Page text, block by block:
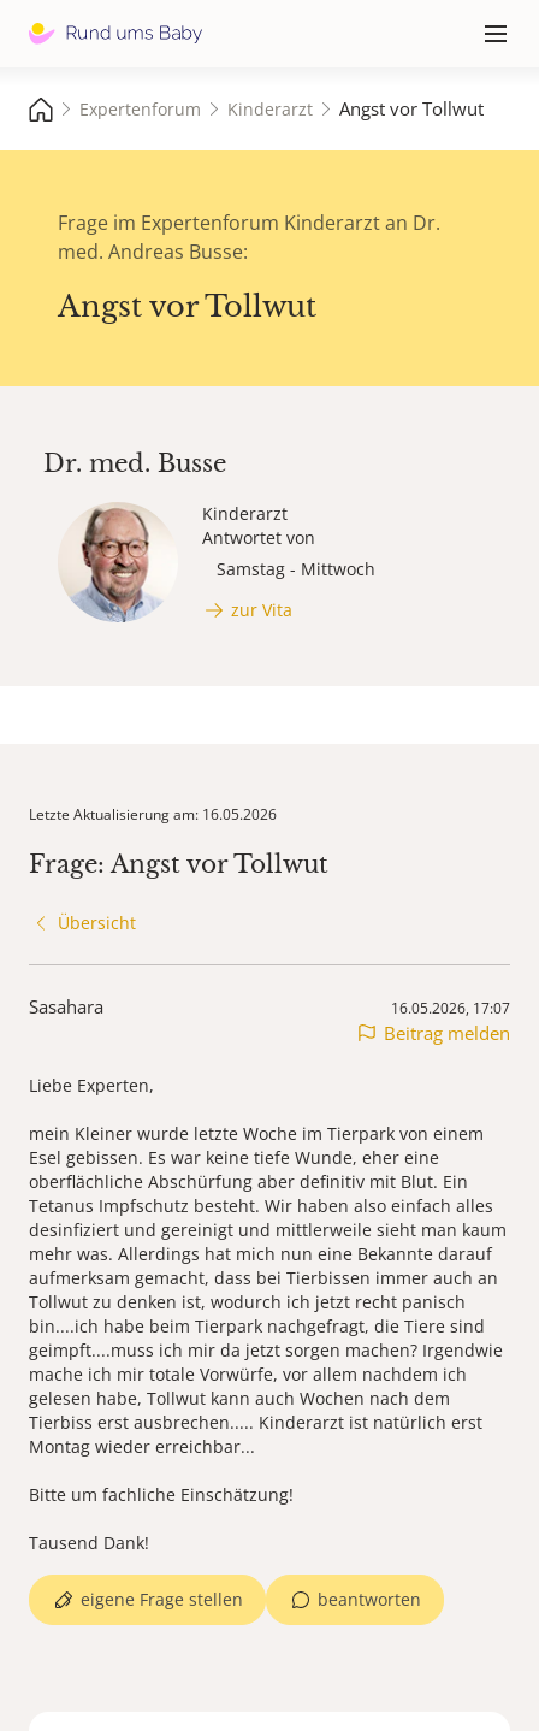
≡
Expertenforum Kinderarzt Angst vor Tollwut
Frage im Expertenforum Kinderarzt an Dr.
med. Andreas Busse:
Angst vor Tollwut
Dr. med. Busse
Kinderarzt
Antwortet von
Samstag - Mittwoch
zur Vita
Letzte Aktualisierung am: 16.05.2026
Frage: Angst vor Tollwut
Übersicht
Sasahara 16.05.2026, 17:07
Beitrag melden
Liebe Experten,
mein Kleiner wurde letzte Woche im Tierpark von einem
Esel gebissen. Es war keine tiefe Wunde, eher eine
oberflächliche Abschürfung aber definitiv mit Blut. Ein
Tetanus Impfschutz besteht. Wir haben also einfach alles
desinfiziert und gereinigt und mittlerweile sieht man kaum
mehr was. Allerdings hat mich nun eine Bekannte darauf
aufmerksam gemacht, dass bei Tierbissen immer auch an
Tollwut zu denken ist, wodurch ich jetzt recht panisch
bin....ich habe beim Tierpark nachgefragt, die Tiere sind
geimpft....muss ich mir da jetzt sorgen machen? Irgendwie
mache ich mir totale Vorwürfe, vor allem nachdem ich
gelesen habe, Tollwut kann auch Wochen nach dem
Tierbiss erst ausbrechen..... Kinderarzt ist natürlich erst
Montag wieder erreichbar...
Bitte um fachliche Einschätzung!
Tausend Dank!
beantworten
eigene Frage stellen